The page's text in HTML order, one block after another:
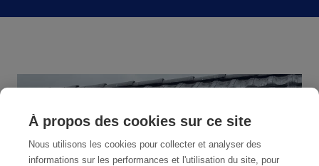
À propos des cookies sur ce site
Nous utilisons les cookies pour collecter et analyser des
informations sur les performances et l'utilisation du site, pour